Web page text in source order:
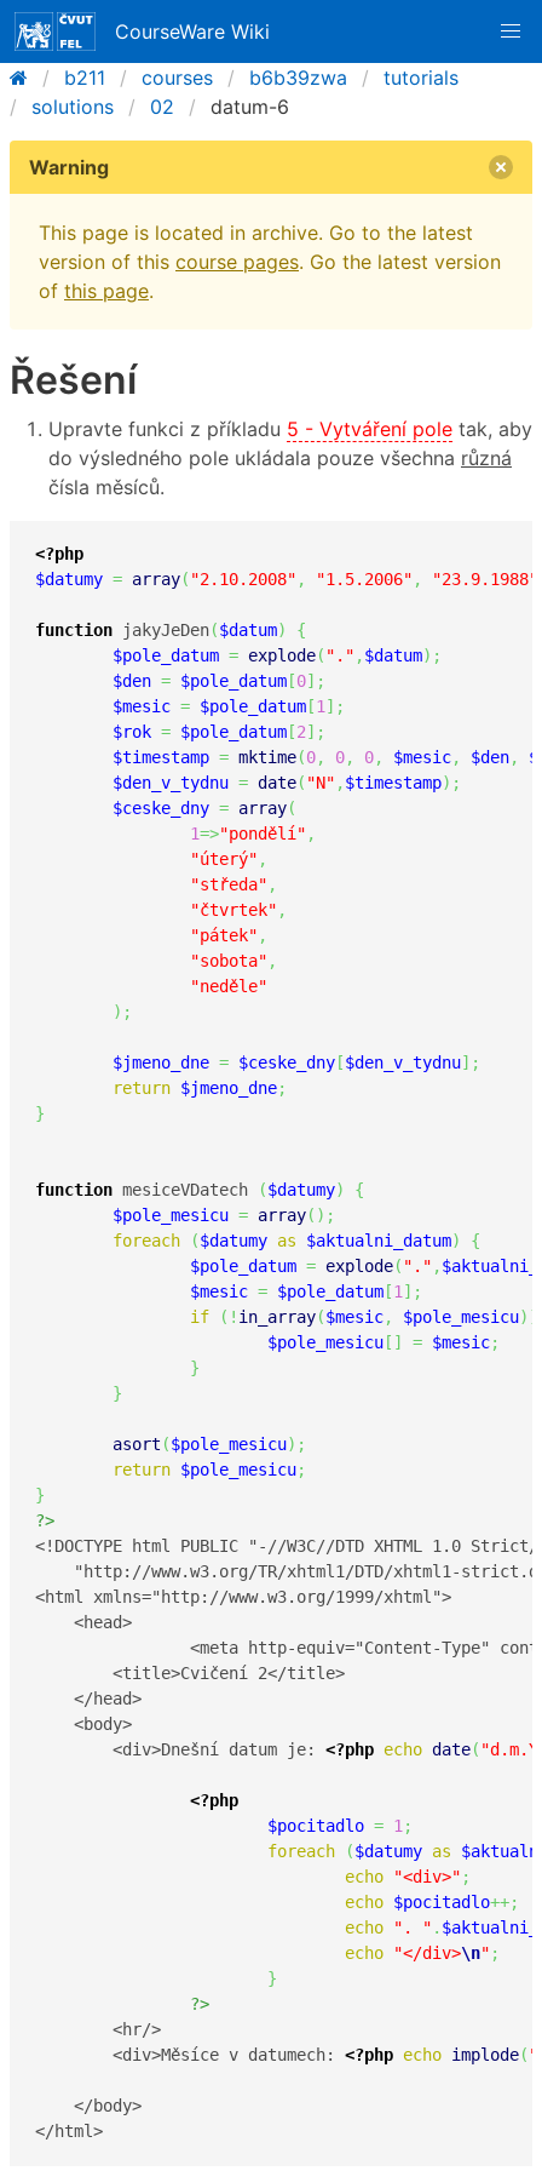
CourseWare Wiki
b211
courses b6b39zwa
tutorials
solutions
02 datum-6
Warning
This page is located in archive. Go to the latest
version of this course pages. Go the latest version
of this page.
Řešení
Upravte funkci z příkladu 5 - Vytváření pole tak, aby
do výsledného pole ukládala pouze všechna různá
čísla měsíců.
<?php
$datumy = array( "2.10.2008" , "1.5.2006" , "23.9.1988"
function jakyJeDen($datum)
{
$pole_datum = explode( "." , $datum) ;
$den = $pole_datum [0] ;
$mesic = $pole_datum [1 ] ;
$rok = $pole_datum [2] ;
$timestamp = mktime(0, 0, 0, $mesic, $den,
$den_v_tydnu = date( "N" , $timestamp) ;
$ceske_dny = array(
1=>"pondělí" ,
"úterý" ,
"středa" ,
"čtvrtek" ,
"pátek" ,
"sobota" ,
"neděle"
) ;
$jmeno_dne = $ceske_dny [$den_v_tydnu] ;
return $jmeno_dne;
}
function mesiceVDatech ($datumy)
{
$pole_mesicu = array( ) ;
foreach
($datumy as $aktualni_datum)
{
$pole_datum = explode( "." ,
$mesic = $pole_datum [1 ] ;
if
( ! in_array($mesic, $pole_mesicu) )
$pole_mesicu [ ] = $mesic;
}
}
asort ($pole_mesicu) ;
return $pole_mesicu;
}
?>
<!DOCTYPE html PUBLIC "-//W3C//DTD XHTML 1.0
"http://www.w3.org/TR/xhtml1/DTD/xhtml1-
<html xmlns="http://www.w3.org/1999/xhtml">
    <head>
        <title>Cvičení 2</title>
    </head>
    <body>
        <div>Dnešní datum je:
<?php echo date(
<?php
$pocitadlo = 1 ;
foreach
($datumy as
echo
"<div>" ;
echo $pocitadlo++;
echo
". " .
echo
"</div>\n" ;
}
?>
	<div>Měsíce v datumech:
<?php echo implode(
    </body>
</html>